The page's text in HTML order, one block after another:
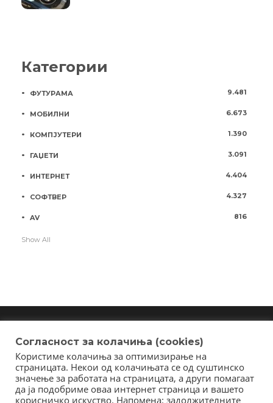
Категории
ФУТУРАМА 9.481
МОБИЛНИ 6.673
КОМПЈУТЕРИ 1.390
ГАЏЕТИ 3.091
ИНТЕРНЕТ 4.404
СОФТВЕР 4.327
AV 816
Show All
Copyright © 2018 - Member of IAB Macedonia
Member of Clip Media Group / 2017
Согласност за колачиња (cookies)
Користиме колачиња за оптимизирање на
страницата. Некои од колачињата се од суштинско
значење за работата на страницата, а други помагаат
да ја подобриме оваа интернет страница и вашето
корисничко искуство. Напомена: задолжителните